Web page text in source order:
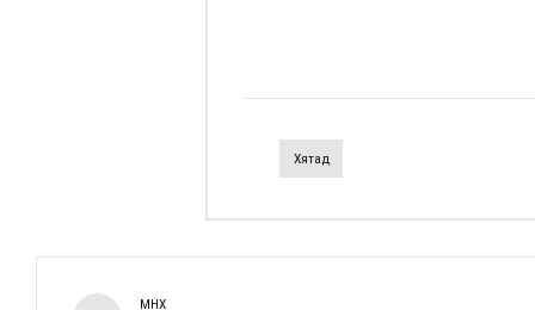
Хятад
ӨМНӨХ